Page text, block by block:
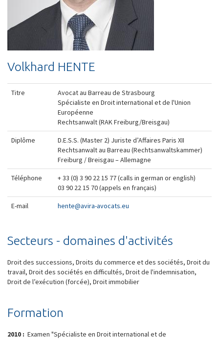
Volkhard HENTE
Titre
Avocat au Barreau de Strasbourg
Spécialiste en Droit international et de l'Union
Européenne
Rechtsanwalt (RAK Freiburg/Breisgau)
Diplôme
D.E.S.S. (Master 2) Juriste d’Affaires Paris XII
Rechtsanwalt au Barreau (Rechtsanwaltskammer)
Freiburg / Breisgau – Allemagne
Téléphone
+ 33 (0) 3 90 22 15 77 (calls in german or english)
03 90 22 15 70 (appels en français)
E-mail hente@avira-avocats.eu
Secteurs - domaines d'activités
Droit des successions, Droits du commerce et des sociétés, Droit du
travail, Droit des sociétés en difficultés, Droit de l'indemnisation,
Droit de l’exécution (forcée), Droit immobilier
Formation
2010 : Examen "Spécialiste en Droit international et de